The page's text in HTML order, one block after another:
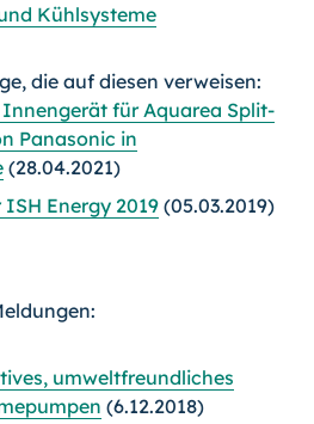
Kühlsysteme
die auf diesen verweisen:
für Aquarea Split-
Panasonic in
(28.04.2021)
Energy 2019 (05.03.2019)
umweltfreundliches
(6.12.2018)